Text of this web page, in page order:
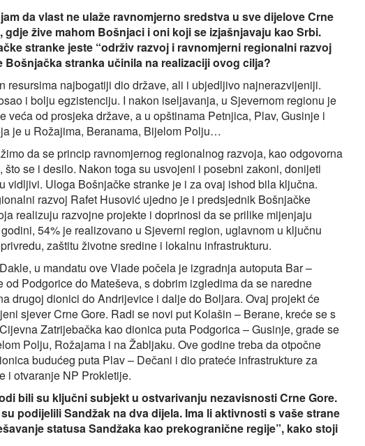
da vlast ne ulaže ravnomjerno sredstva u sve dijelove Crne
žive mahom Bošnjaci i oni koji se izjašnjavaju kao Srbi.
stranke jeste “održiv razvoj i ravnomjerni regionalni razvoj
stranka učinila na realizaciji ovog cilja?
resursima najbogatiji dio države, ali i ubjedljivo najnerazvijeniji.
i bolju egzistenciju. I nakon iseljavanja, u Sjevernom regionu je
veća od prosjeka države, a u opštinama Petnjica, Plav, Gusinje i
je u Rožajima, Beranama, Bijelom Polju…
da se princip ravnomjernog regionalnog razvoja, kao odgovorna
se i desilo. Nakon toga su usvojeni i posebni zakoni, donijeti
vidljivi. Uloga Bošnjačke stranke je i za ovaj ishod bila ključna.
razvoj Rafet Husović ujedno je i predsjednik Bošnjačke
realizuju razvojne projekte i doprinosi da se prilike mijenjaju
54% je realizovano u Sjeverni region, uglavnom u ključnu
zaštitu životne sredine i lokalnu infrastrukturu.
u mandatu ove Vlade počela je izgradnja autoputa Bar –
Podgorice do Mateševa, s dobrim izgledima da se naredne
drugoj dionici do Andrijevice i dalje do Boljara. Ovaj projekt će
sjever Crne Gore. Radi se novi put Kolašin – Berane, kreće se s
Zatrijebačka kao dionica puta Podgorica – Gusinje, grade se
Polju, Rožajama i na Žabljaku. Ove godine treba da otpočne
budućeg puta Plav – Dečani i dio prateće infrastrukture za
i otvaranje NP Prokletije.
bili su ključni subjekt u ostvarivanju nezavisnosti Crne Gore.
podijelili Sandžak na dva dijela. Ima li aktivnosti s vaše strane
statusa Sandžaka kao prekogranične regije”, kako stoji